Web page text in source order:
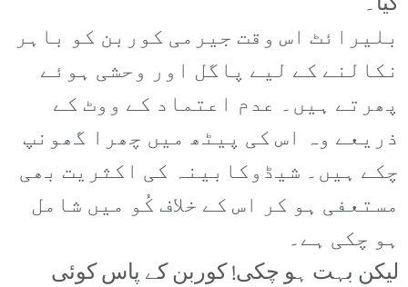
بلیرائٹ اس وقت جیرمی کوربن کو باہر
نکالنے کے لیے پاگل اور وحشی ہوئے
پھرتے ہیں۔ عدم اعتماد کے ووٹ کے
ذریعے وہ اس کی پیٹھ میں چھرا گھونپ
چکے ہیں۔ شیڈوکابینہ کی اکثریت بھی
مستعفی ہو کر اس کے خلاف کُو میں شامل
ہو چکی ہے۔
لیکن بہت ہو چکی! کوربن کے پاس کوئی